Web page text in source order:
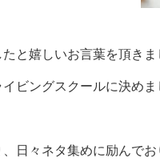
と嬉しいお言葉を頂きま
ビングスクールに決め
日々ネタ集めに励んで